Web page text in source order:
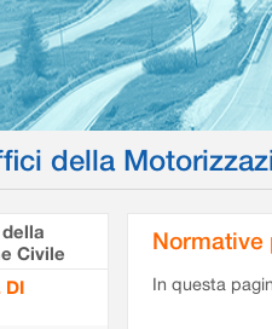
della
Civile
DI
Normative
In questa